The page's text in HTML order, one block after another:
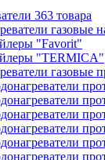
363 товара
газовые
"Favorit"
"TERMICA"
газовые